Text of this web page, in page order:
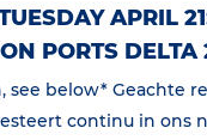
APRIL
PORTS DELTA
see below* Geachte
continu in ons